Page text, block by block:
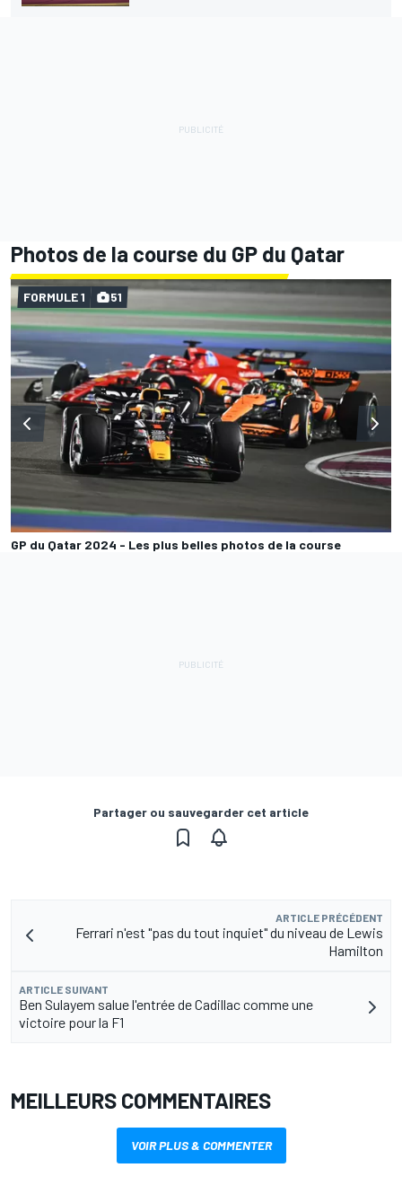
Photos de la course du GP du Qatar
GP du Qatar 2024 - Les plus belles photos de la course
FORMULE 1 51
Partager ou sauvegarder cet article
ARTICLE PRÉCÉDENT
Ferrari n'est "pas du tout inquiet" du niveau de Lewis
Hamilton
ARTICLE SUIVANT
Ben Sulayem salue l'entrée de Cadillac comme une
victoire pour la F1
MEILLEURS COMMENTAIRES
VOIR PLUS & COMMENTER